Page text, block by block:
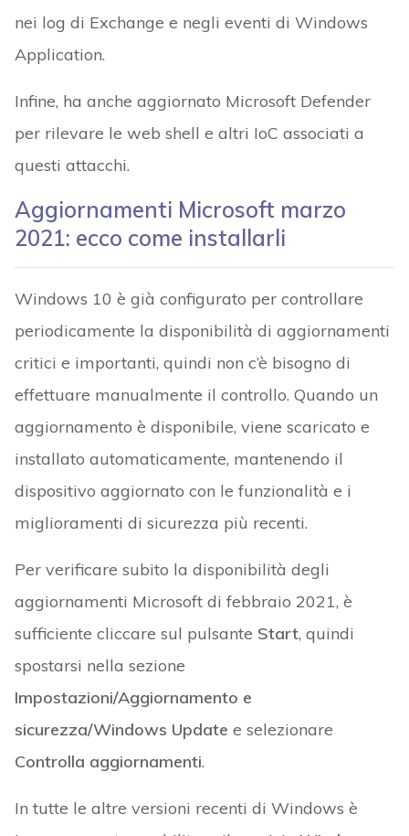
nei log di Exchange e negli eventi di Windows
Application.
Infine, ha anche aggiornato Microsoft Defender
per rilevare le web shell e altri IoC associati a
questi attacchi.
Aggiornamenti Microsoft marzo
2021: ecco come installarli
Windows 10 è già configurato per controllare
periodicamente la disponibilità di aggiornamenti
critici e importanti, quindi non c’è bisogno di
effettuare manualmente il controllo. Quando un
aggiornamento è disponibile, viene scaricato e
installato automaticamente, mantenendo il
dispositivo aggiornato con le funzionalità e i
miglioramenti di sicurezza più recenti.
Per verificare subito la disponibilità degli
aggiornamenti Microsoft di febbraio 2021, è
sufficiente cliccare sul pulsante Start, quindi
spostarsi nella sezione
Impostazioni/Aggiornamento e
sicurezza/Windows Update e selezionare
Controlla aggiornamenti.
In tutte le altre versioni recenti di Windows è